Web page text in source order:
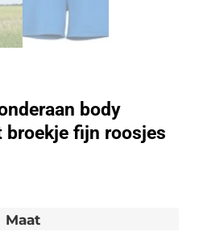
body
broekje fijn roosjes
Maat